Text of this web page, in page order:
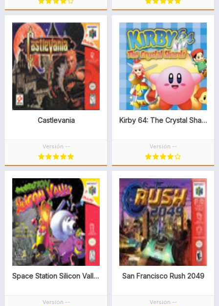
Castlevania
Versión --
Kirby 64: The Crystal Shards
Versión --
Space Station Silicon Valley
Versión --
San Francisco Rush 2049
Versión --